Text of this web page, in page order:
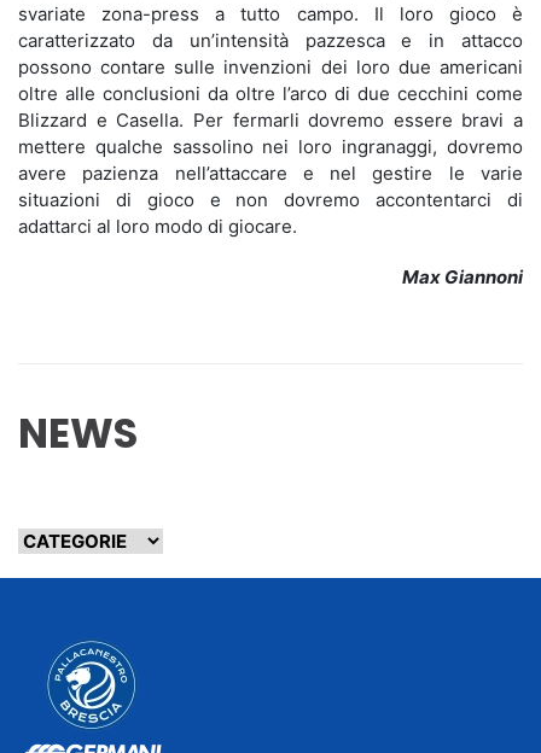
svariate zona-press a tutto campo. Il loro gioco è
caratterizzato da un’intensità pazzesca e in attacco
possono contare sulle invenzioni dei loro due americani
oltre alle conclusioni da oltre l’arco di due cecchini come
Blizzard e Casella. Per fermarli dovremo essere bravi a
mettere qualche sassolino nei loro ingranaggi, dovremo
avere pazienza nell’attaccare e nel gestire le varie
situazioni di gioco e non dovremo accontentarci di
adattarci al loro modo di giocare.
Max Giannoni
NEWS